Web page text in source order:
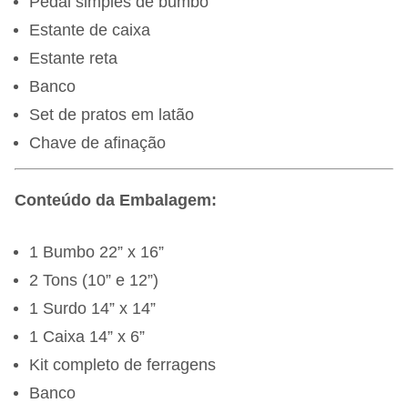
Estante de caixa
Estante reta
Banco
Set de pratos em latão
Chave de afinação
Conteúdo da Embalagem:
1 Bumbo 22” x 16”
2 Tons (10” e 12”)
1 Surdo 14” x 14”
1 Caixa 14” x 6”
Kit completo de ferragens
Banco